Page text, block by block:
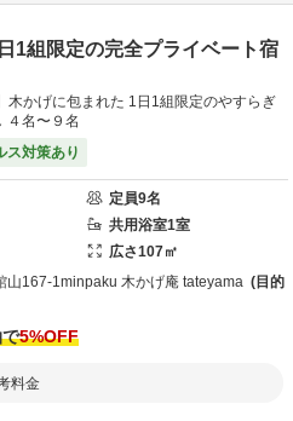
1組限定の完全プライベート宿
木かげに包まれた 1日1組限定のやすらぎ
４名〜９名
ス対策あり
定員9名
共用浴室1室
広さ107㎡
山167-1minpaku 木かげ庵 tateyama
目的
5%OFF
料金